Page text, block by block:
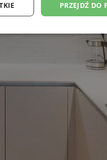
PRZEJDŹ DO
Funkcjonalność
Niesklasyfikowane
strony internetowej, takich jak